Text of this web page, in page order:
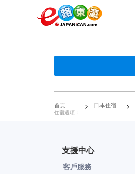
首頁
住宿選項：
> 日本住宿 >
支援中心
客戶服務